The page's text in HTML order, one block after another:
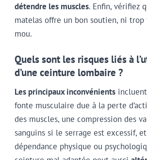
détendre les muscles. Enfin, vérifiez
matelas offre un bon soutien, ni
mou.
Quels sont les risques liés à
d’une ceinture lombaire ?
Les principaux inconvénients
fonte musculaire due à la perte
des muscles, une compression des
sanguins si le serrage est excessif,
dépendance physique ou